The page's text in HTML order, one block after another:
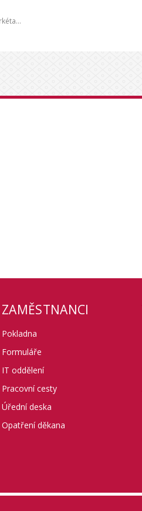
ZAMĚSTNANCI
Pokladna
Formuláře
IT oddělení
Pracovní cesty
Úřední deska
Opatření děkana